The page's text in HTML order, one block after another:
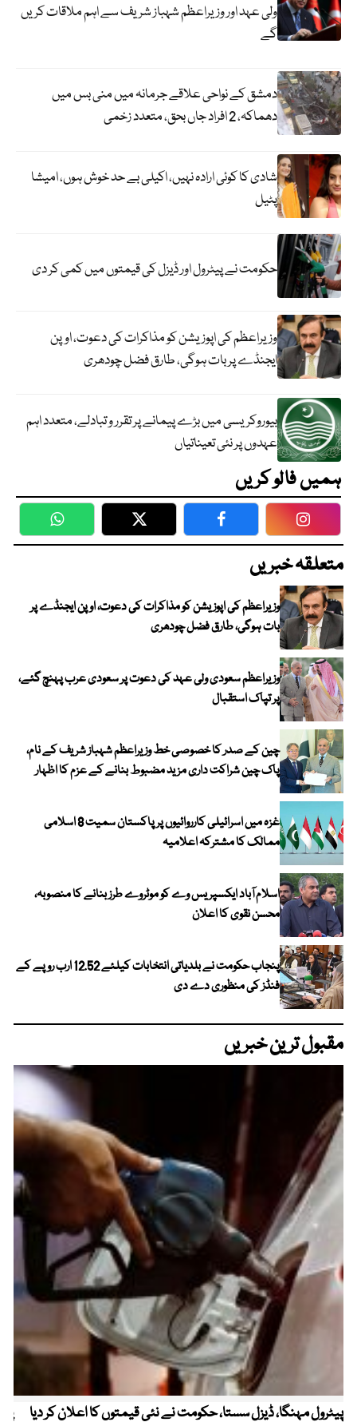
ولی عہد اور وزیراعظم شہباز شریف سے اہم ملاقات کریں
گے
دمشق کے نواحی علاقے جرمانہ میں منی بس میں
دھماکہ، 2 افراد جاں بحق، متعدد زخمی
شادی کا کوئی ارادہ نہیں، اکیلی بے حد خوش ہوں، امیشا
پٹیل
حکومت نے پیٹرول اور ڈیزل کی قیمتوں میں کمی کر دی
وزیراعظم کی اپوزیشن کو مذاکرات کی دعوت، اوپن
ایجنڈے پر بات ہوگی، طارق فضل چودھری
بیوروکریسی میں بڑے پیمانے پر تقرر و تبادلے، متعدد اہم
عہدوں پر نئی تعیناتیاں
ہمیں فالو کریں
WhatsApp Twitter Facebook
متعلقہ خبریں
وزیراعظم کی اپوزیشن کو مذاکرات کی دعوت، اوپن ایجنڈے پر
بات ہوگی، طارق فضل چودھری
وزیراعظم سعودی ولی عہد کی دعوت پر سعودی عرب پہنچ گئے،
پر تپاک استقبال
چین کے صدر کا خصوصی خط وزیراعظم شہباز شریف کے نام،
پاک چین شراکت داری مزید مضبوط بنانے کے عزم کا اظہار
غزہ میں اسرائیلی کارروائیوں پر پاکستان سمیت 8 اسلامی
ممالک کا مشترکہ اعلامیہ
اسلام آباد ایکسپریس وے کو موٹروے طرز بنانے کا منصوبہ،
محسن نقوی کا اعلان
پنجاب حکومت نے بلدیاتی انتخابات کیلئے 12.52 ارب روپے کے
فنڈز کی منظوری دے دی
مقبول ترین خبریں
پیٹرول مہنگا، ڈیزل سستا، حکومت نے نئی قیمتوں کا اعلان کر دیا